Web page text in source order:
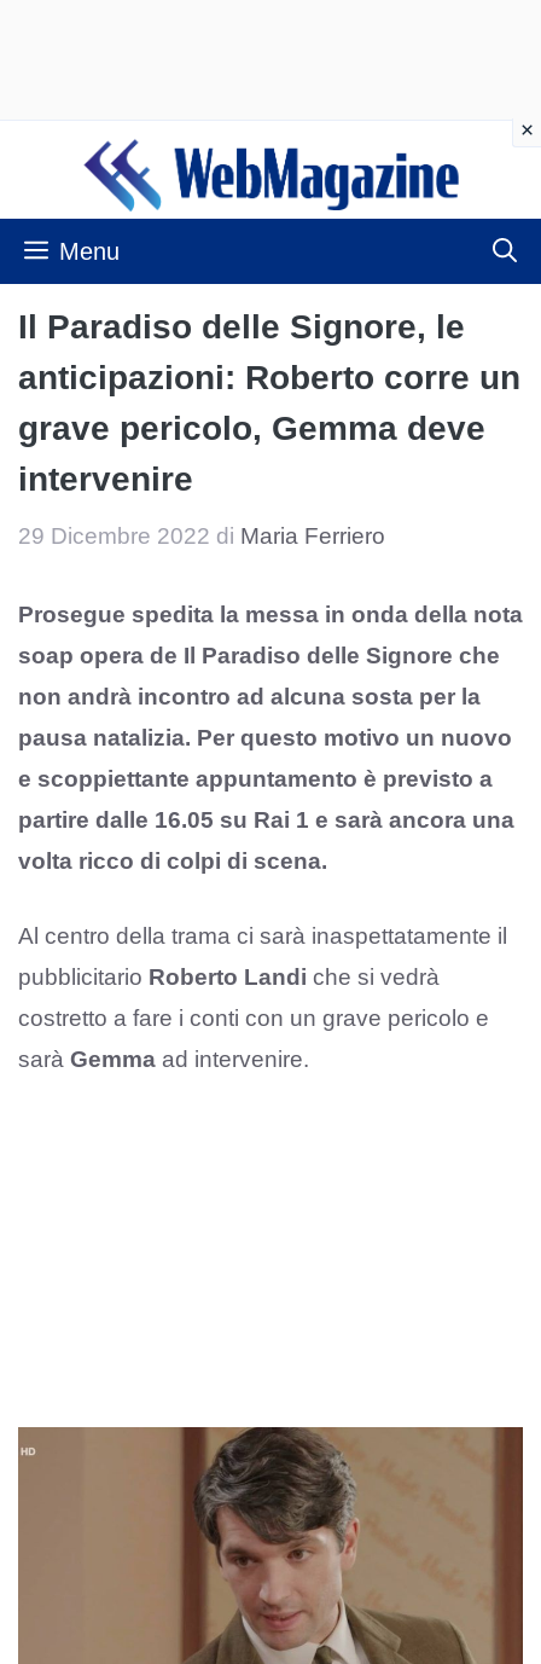
contenuto
Menu
Il Paradiso delle Signore, le
anticipazioni: Roberto corre un
grave pericolo, Gemma deve
intervenire
29 Dicembre 2022 di Maria Ferriero
Prosegue spedita la messa in onda della nota
soap opera de Il Paradiso delle Signore che
non andrà incontro ad alcuna sosta per la
pausa natalizia. Per questo motivo un nuovo
e scoppiettante appuntamento è previsto a
partire dalle 16.05 su Rai 1 e sarà ancora una
volta ricco di colpi di scena.
Al centro della trama ci sarà inaspettatamente il
pubblicitario Roberto Landi che si vedrà
costretto a fare i conti con un grave pericolo e
sarà Gemma ad intervenire.